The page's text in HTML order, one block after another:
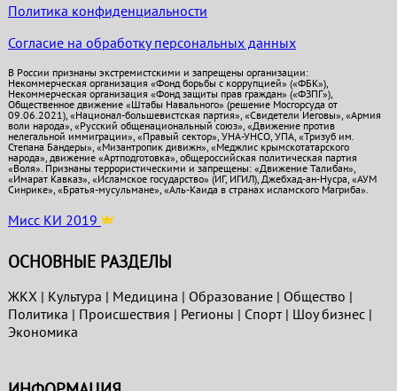
Политика конфиденциальности
Согласие на обработку персональных данных
В России признаны экстремистскими и запрещены организации:
Некоммерческая организация «Фонд борьбы с коррупцией» («ФБК»),
Некоммерческая организация «Фонд защиты прав граждан» («ФЗПГ»),
Общественное движение «Штабы Навального» (решение Мосгорсуда от
09.06.2021), «Национал-большевистская партия», «Свидетели Иеговы», «Армия
воли народа», «Русский общенациональный союз», «Движение против
нелегальной иммиграции», «Правый сектор», УНА-УНСО, УПА, «Тризуб им.
Степана Бандеры», «Мизантропик дивижн», «Меджлис крымскотатарского
народа», движение «Артподготовка», общероссийская политическая партия
«Воля». Признаны террористическими и запрещены: «Движение Талибан»,
«Имарат Кавказ», «Исламское государство» (ИГ, ИГИЛ), Джебхад-ан-Нусра, «АУМ
Синрике», «Братья-мусульмане», «Аль-Каида в странах исламского Магриба».
Мисс КИ 2019
ОСНОВНЫЕ РАЗДЕЛЫ
ЖКХ| Культура | Медицина | Образование| Общество |
Политика | Проиcшествия | Регионы | Спорт| Шоу бизнес|
Экономика